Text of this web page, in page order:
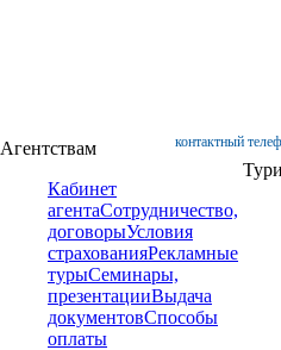
контактный
Агентствам
Кабинет
агентаСотрудничество,
договорыУсловия
страхованияРекламные
турыСеминары,
презентацииВыдача
документовСпособы
оплаты